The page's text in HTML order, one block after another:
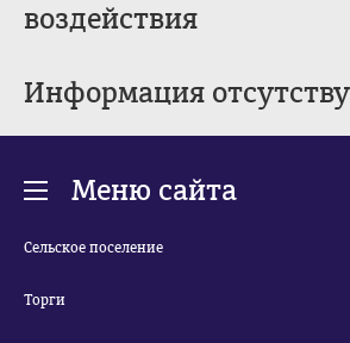
воздействия
Информация
Меню сайта
Сельское поселение
Торги